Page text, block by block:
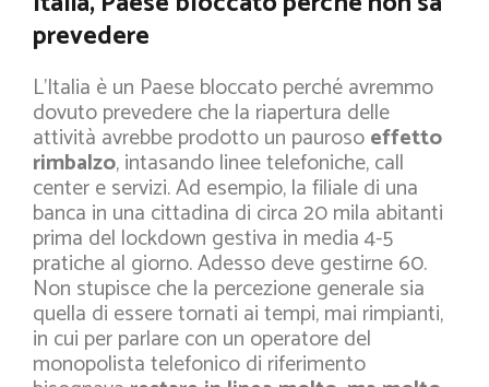
prevedere
L’Italia è un Paese bloccato perché avremmo
dovuto prevedere che la riapertura delle
attività avrebbe prodotto un paurosoeffetto
rimbalzo, intasando linee telefoniche, call
center e servizi. Ad esempio, la filiale di una
banca in una cittadina di circa 20 mila abitanti
prima del lockdown gestiva in media 4-5
pratiche al giorno. Adesso deve gestirne 60.
Non stupisce che la percezione generale sia
quella di essere tornati ai tempi, mai rimpianti,
in cui per parlare con un operatore del
monopolista telefonico di riferimento